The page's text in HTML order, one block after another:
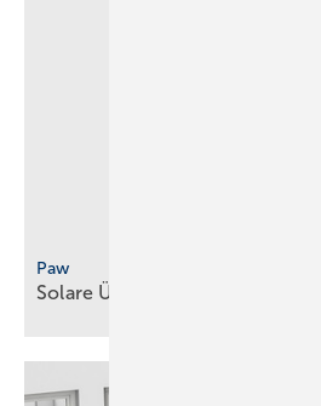
Paw
Solare Übertragung s­statio­nen